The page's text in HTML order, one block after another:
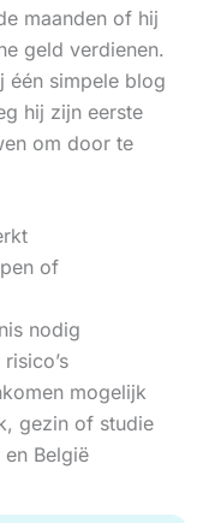
maanden of hij
geld verdienen.
één simpele blog
hij zijn eerste
om door te
of
nodig
mogelijk
gezin of studie
België